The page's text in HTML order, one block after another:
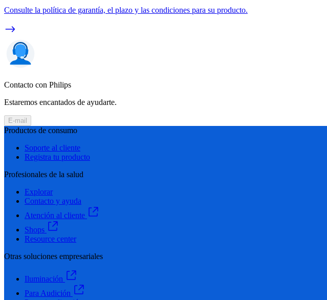
Consulte la política de garantía, el plazo y las condiciones para su producto.
Contacto con Philips
Estaremos encantados de ayudarte.
E-mail
Productos de consumo
Soporte al cliente
Registra tu producto
Profesionales de la salud
Explorar
Contacto y ayuda
Atención al cliente
Shops
Resource center
Otras soluciones empresariales
Iluminación
Para Audición